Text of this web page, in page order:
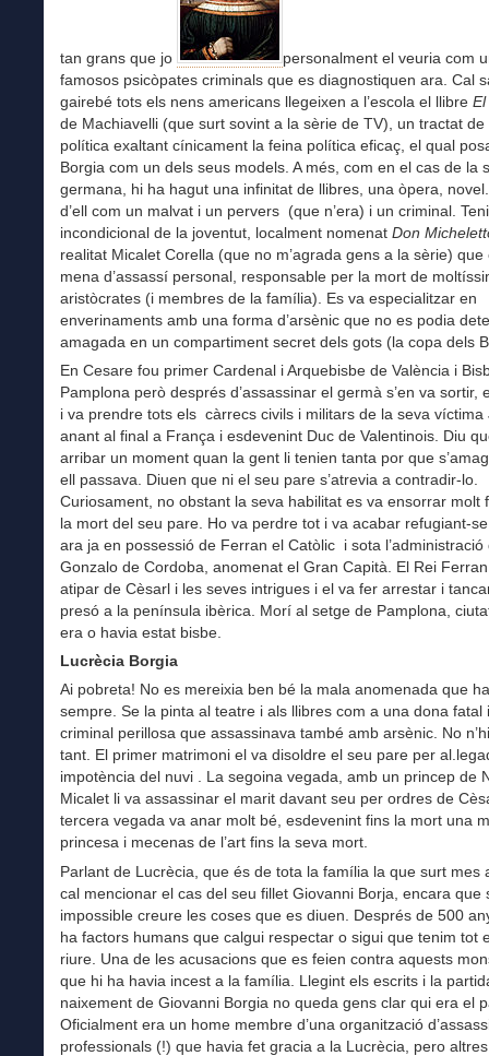
tan grans que jo
personalment el veuria com
famosos psicòpates criminals que es diagnostiquen ara. Cal
gairebé tots els nens americans llegeixen a l’escola el llibre
de Machiavelli (que surt sovint a la sèrie de TV), un tractat de
política exaltant cínicament la feina política eficaç, el qual
Borgia com un dels seus models. A més, com en el cas de la
germana, hi ha hagut una infinitat de llibres, una òpera,
d’ell com un malvat i un pervers (que n’era) i un criminal.
incondicional de la joventut, localment nomenat Don
realitat Micalet Corella (que no m’agrada gens a la sèrie) que
mena d’assassí personal, responsable per la mort de
aristòcrates (i membres de la família). Es va especialitzar en
enverinaments amb una forma d’arsènic que no es podia
amagada en un compartiment secret dels gots (la copa dels
En Cesare fou primer Cardenal i Arquebisbe de València i
Pamplona però després d’assassinar el germà s’en va sortir,
i va prendre tots els càrrecs civils i militars de la seva víctima
anant al final a França i esdevenint Duc de Valentinois. Diu
arribar un moment quan la gent li tenien tanta por que
ell passava. Diuen que ni el seu pare s’atrevia a contradir-lo.
Curiosament, no obstant la seva habilitat es va ensorrar molt
la mort del seu pare. Ho va perdre tot i va acabar refugiant-
ara ja en possessió de Ferran el Catòlic i sota l’administració
Gonzalo de Cordoba, anomenat el Gran Capità. El Rei
atipar de Cèsarl i les seves intrigues i el va fer arrestar i
presó a la península ibèrica. Morí al setge de Pamplona,
era o havia estat bisbe.
Lucrècia Borgia
Ai pobreta! No es mereixia ben bé la mala anomenada que
sempre. Se la pinta al teatre i als llibres com a una dona fatal
criminal perillosa que assassinava també amb arsènic. No
tant. El primer matrimoni el va disoldre el seu pare per
impotència del nuvi . La segoina vegada, amb un princep de
Micalet li va assassinar el marit davant seu per ordres de
tercera vegada va anar molt bé, esdevenint fins la mort una
princesa i mecenas de l’art fins la seva mort.
Parlant de Lucrècia, que és de tota la família la que surt mes
cal mencionar el cas del seu fillet Giovanni Borja, encara que
impossible creure les coses que es diuen. Després de 500
ha factors humans que calgui respectar o sigui que tenim tot
riure. Una de les acusacions que es feien contra aquests
que hi ha havia incest a la família. Llegint els escrits i la
naixement de Giovanni Borgia no queda gens clar qui era el
Oficialment era un home membre d’una organització
professionals (!) que havia fet gracia a la Lucrècia, pero